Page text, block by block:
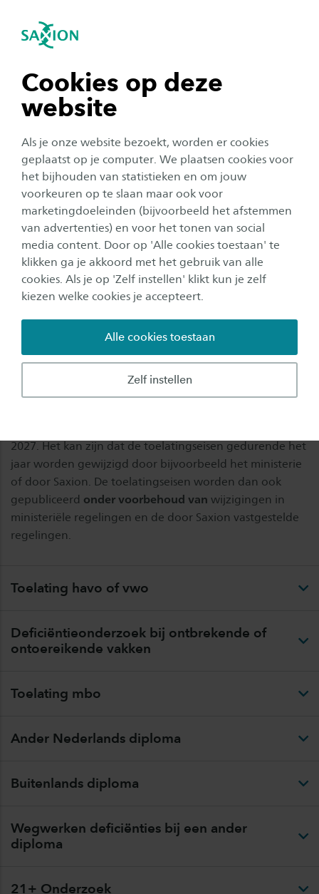
Cookies op deze
website
Als je onze website bezoekt, worden er cookies
geplaatst op je computer. We plaatsen cookies voor
het bijhouden van statistieken en om jouw
voorkeuren op te slaan maar ook voor
marketingdoeleinden (bijvoorbeeld het afstemmen
van advertenties) en voor het tonen van social
media content. Door op 'Alle cookies toestaan' te
klikken ga je akkoord met het gebruik van alle
cookies. Als je op 'Zelf instellen' klikt kun je zelf
kiezen welke cookies je accepteert.
Zelf instellen
Alle cookies toestaan
Navigatie openen
tonen
tonen
tonen
tonen
sluiten
Klimaat en Management
Subnavigatie tonen
Toelatingseisen 2026-2027
Klimaat en Management is een studieroute
binnen de opleiding Ruimtelijke Ontwikkeling.
Om er zeker van te zijn dat jij de juiste studie
kiest, adviseren we om je uiterlijk op 1 mei aan
te melden. Na aanmelding ontvang je (vanaf 1
maart) een uitnodiging voor een Meet & Greet
(groepsbijeenkomst) met de opleiding die jij
gekozen hebt. We gaan er vanuit dat je na
deelname aan de Meet & Greet over alle
informatie beschikt om in september met de
opleiding van je keuze te kunnen beginnen.
Mocht je dan nog steeds vragen hebben, vraag
2027. Het kan zijn dat de toelatingseisen gedurende het
jaar worden gewijzigd door bijvoorbeeld het ministerie
of door Saxion. De toelatingseisen worden dan ook
gepubliceerd onder voorbehoud van wijzigingen in
ministeriële regelingen en de door Saxion vastgestelde
regelingen.
Toelating havo of vwo
Deficiëntieonderzoek bij ontbrekende of
ontoereikende vakken
Toelating mbo
Ander Nederlands diploma
Buitenlands diploma
Wegwerken deficiënties bij een ander
diploma
21+ Onderzoek